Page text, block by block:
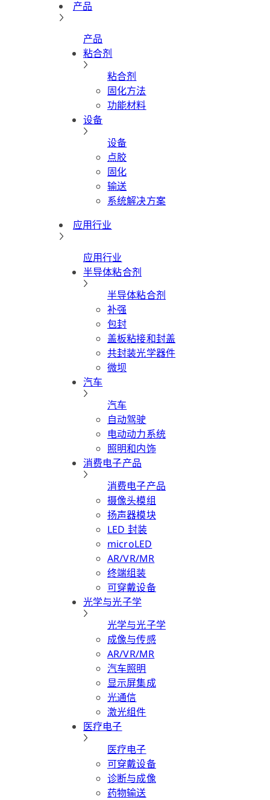
产品
产品
粘合剂
粘合剂
固化方法
功能材料
设备
设备
点胶
固化
输送
系统解决方案
应用行业
应用行业
半导体粘合剂
半导体粘合剂
补强
包封
盖板粘接和封盖
共封装光学器件
微坝
汽车
汽车
自动驾驶
电动动力系统
照明和内饰
消费电子产品
消费电子产品
摄像头模组
扬声器模块
LED 封装
microLED
AR/VR/MR
终端组装
可穿戴设备
光学与光子学
光学与光子学
成像与传感
AR/VR/MR
汽车照明
显示屏集成
光通信
激光组件
医疗电子
医疗电子
可穿戴设备
诊断与成像
药物输送